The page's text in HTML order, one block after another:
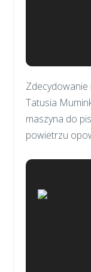
Zdecydowanie
Tatusia
maszyna do
powietrzu